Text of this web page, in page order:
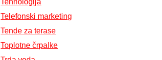
Tehnologija
Telefonski marketing
Tende za terase
Toplotne črpalke